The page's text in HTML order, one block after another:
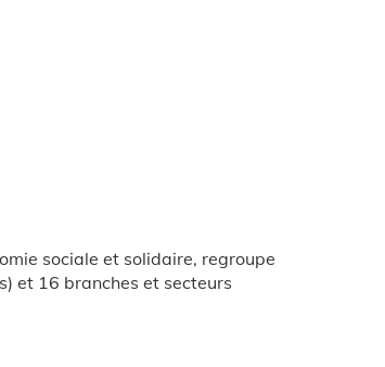
sociale et solidaire, regroupe
et 16 branches et secteurs